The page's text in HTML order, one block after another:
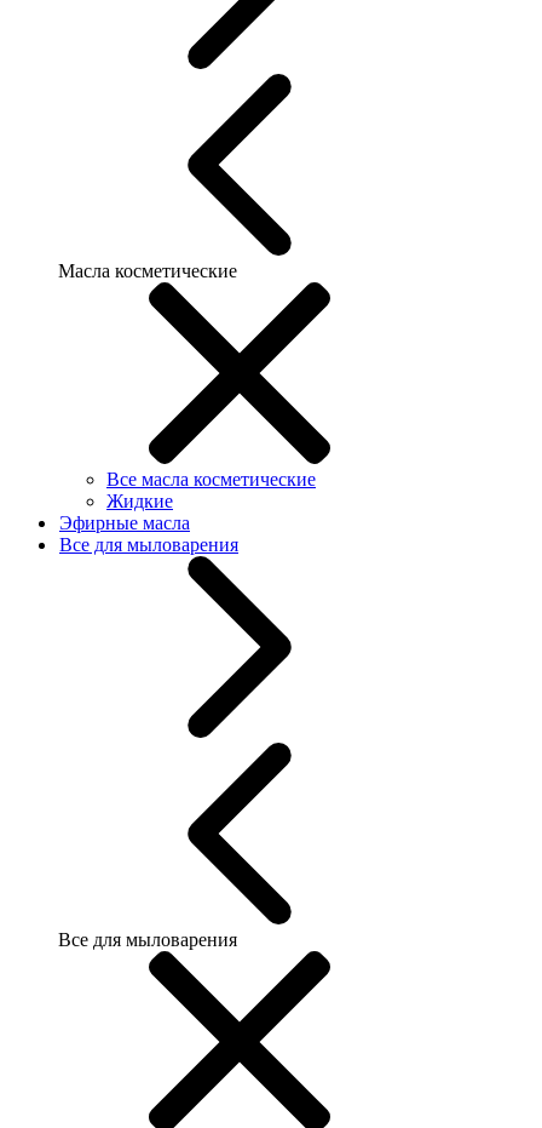
Масла косметические
Все масла косметические
Жидкие
Эфирные масла
Все для мыловарения
Все для мыловарения